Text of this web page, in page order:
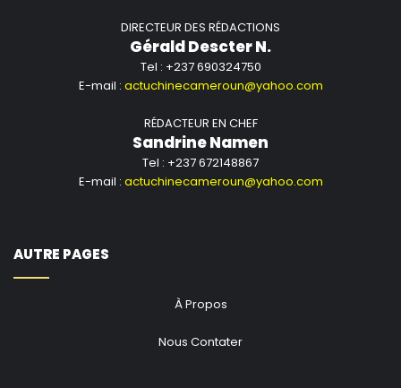
DIRECTEUR DES RÉDACTIONS
Gérald Descter N.
Tel : +237 690324750
E-mail : actuchinecameroun@yahoo.com
RÉDACTEUR EN CHEF
Sandrine Namen
Tel : +237 672148867
E-mail : actuchinecameroun@yahoo.com
AUTRE PAGES
À Propos
Nous Contater